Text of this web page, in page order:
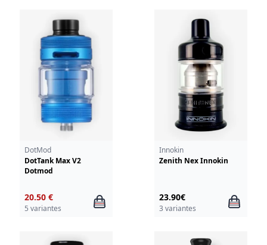
DotMod
DotTank Max V2
Dotmod
20.50 €
5 variantes
Innokin
Zenith Nex Innokin
23.90€
3 variantes